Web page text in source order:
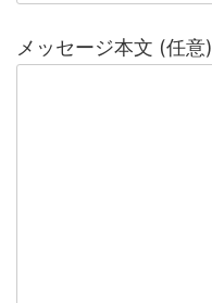
メッセージ本文 (任意)